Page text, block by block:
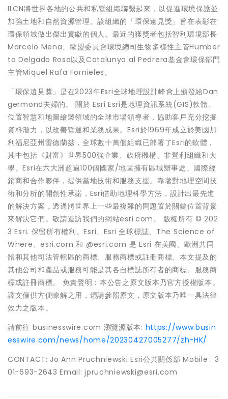
ILCN將世界各地的公共和私營組織聯繫起來，以促進環境保護並
加強土地和自然資源管理。該組織的「環保遠見獎」旨在表彰在
環保領域做出傑出貢獻的個人。最近的獲獎者包括智利環境部長
Marcelo Mena、歐盟委員會環境總司生物多樣性主管Humber
to Delgado Rosa以及Catalunya al Pedrera基金會環保部門
主管Miquel Rafa Fornieles。
「環保遠見獎」是在2023年Esri全球地理設計峰會上頒發給Dan
germond夫婦的。 關於 Esri Esri是地理資訊系統(GIS)軟體、
位置智慧和地圖繪製領域的全球市場領導者，協助客戶充分挖掘
資料潛力，以改善營運和業務成果。Esri於1969年成立於美國加
利福尼亞州雷德蘭茲，全球數十萬個組織已部署了Esri的軟體，
其中包括《財富》世界500強企業、政府機構、非營利組織和大
學。Esri在六大洲超過100個國家/地區擁有區域辦事處、國際經
銷商和合作夥伴，提供當地技術和服務支援。靠著對地理空間技
術和分析的開創性承諾，Esri借助地理科學方法，設計出最先進
的解決方案，透過將世界上一些最複雜的問題置於關鍵位置背景
來解決它們。敬請造訪我們的網站esri.com。 版權所有 © 202
3 Esri. 保留所有權利。Esri、Esri 全球標誌、The Science of
Where、esri.com 和 @esri.com 是 Esri 在美國、歐洲共同
體和其他司法管轄區的商標、服務商標或註冊商標。本文提及的
其他公司和產品或服務可能是其各自標誌所有者的商標、服務商
標或註冊商標。 免責聲明：本公告之原文版本乃官方授權版本。
譯文僅供方便瞭解之用，煩請參照原文，原文版本乃唯一具法律
效力之版本。
請前往 businesswire.com 瀏覽源版本: https://www.busin
esswire.com/news/home/20230427005277/zh-HK/
CONTACT: Jo Ann Pruchniewski Esri公共關係部 Mobile : 3
01-693-2643 Email: jpruchniewski@esri.com